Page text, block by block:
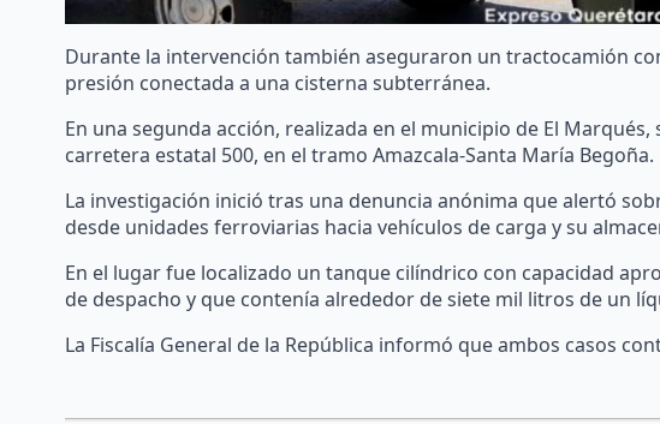
Durante la intervención también aseguraron un tractocamión
presión conectada a una cisterna subterránea.
En una segunda acción, realizada en el municipio de El
carretera estatal 500, en el tramo Amazcala-Santa María Begoña.
La investigación inició tras una denuncia anónima que alertó
desde unidades ferroviarias hacia vehículos de carga y su
En el lugar fue localizado un tanque cilíndrico con capacidad
de despacho y que contenía alrededor de siete mil litros de un
La Fiscalía General de la República informó que ambos casos